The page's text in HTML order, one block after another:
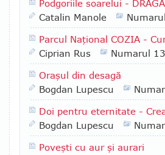
Podgoriile soarelui -
Catalin Manole
Parcul Naţional COZIA -
Ciprian Rus
Numarul
Oraşul din desagă
Bogdan Lupescu
Doi pentru eternitate -
Bogdan Lupescu
Poveşti cu aur şi aurari